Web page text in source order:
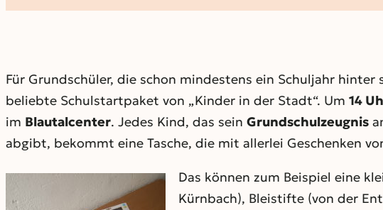
Für Grundschüler, die schon mindestens ein Schuljahr
beliebte Schulstartpaket von „Kinder in der Stadt“. Um 14
im Blautalcenter. Jedes Kind, das sein Grundschulzeugnis
abgibt, bekommt eine Tasche, die mit allerlei Geschenken
Das können zum Beispiel eine
Kürnbach), Bleistifte (von der